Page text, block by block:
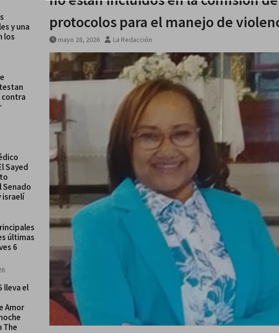
protocolos para el manejo de
mayo 28, 2026 La Redacción
y una
los
contra
Sayed
Senado
israelí
últimas
6
lleva el
Amor
The